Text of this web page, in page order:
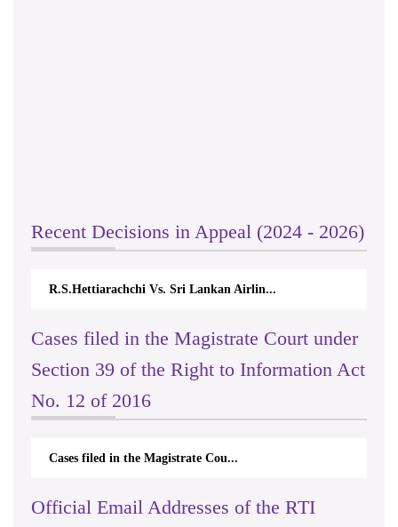
Recent Decisions in Appeal (2024 - 2026)
R.S.Hettiarachchi Vs. Sri Lankan Airlin...
Cases filed in the Magistrate Court under
Section 39 of the Right to Information Act
No. 12 of 2016
Cases filed in the Magistrate Cou...
Official Email Addresses of the RTI